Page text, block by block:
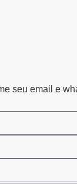
seu email e